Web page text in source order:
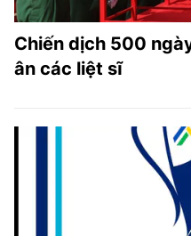
Chiến dịch 500
ân các liệt sĩ